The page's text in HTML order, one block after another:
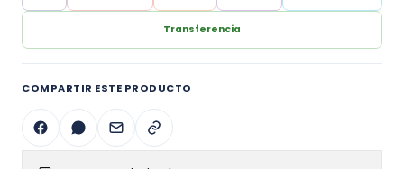
Transferencia
COMPARTIR ESTE PRODUCTO